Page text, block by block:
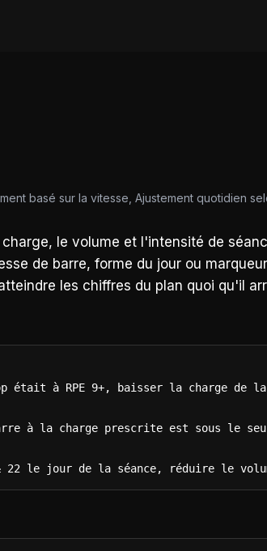
basé sur la vitesse, Ajustement quotidien
le volume et l'intensité de
de barre, forme du jour ou
les chiffres du plan quoi qu'il
à RPE 9+, baisser la charge de la
à la charge prescrite est sous le
le jour de la séance, réduire le